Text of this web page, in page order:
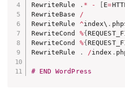
RewriteRule
. * - E=
RewriteBase
/
RewriteRule ^index\ .
RewriteCond %{
RewriteCond %{
RewriteRule
. /index .
# END WordPress